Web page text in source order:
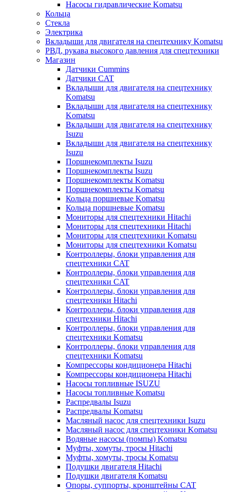
Насосы гидравлические Komatsu
Кольца
Стекла
Электрика
Вкладыши для двигателя на спецтехнику Komatsu
РВД, рукава высокого давления для спецтехники
Магазин
Датчики Cummins
Датчики CAT
Вкладыши для двигателя на спецтехнику
Komatsu
Вкладыши для двигателя на спецтехнику
Komatsu
Вкладыши для двигателя на спецтехнику
Isuzu
Вкладыши для двигателя на спецтехнику
Isuzu
Поршнекомплекты Isuzu
Поршнекомплекты Isuzu
Поршнекомплекты Komatsu
Поршнекомплекты Komatsu
Кольца поршневые Komatsu
Кольца поршневые Komatsu
Мониторы для спецтехники Hitachi
Мониторы для спецтехники Hitachi
Мониторы для спецтехники Komatsu
Мониторы для спецтехники Komatsu
Контроллеры, блоки управления для
спецтехники CAT
Контроллеры, блоки управления для
спецтехники CAT
Контроллеры, блоки управления для
спецтехники Hitachi
Контроллеры, блоки управления для
спецтехники Hitachi
Контроллеры, блоки управления для
спецтехники Komatsu
Контроллеры, блоки управления для
спецтехники Komatsu
Компрессоры кондиционера Hitachi
Компрессоры кондиционера Hitachi
Насосы топливные ISUZU
Насосы топливные Komatsu
Распредвалы Isuzu
Распредвалы Komatsu
Масляный насос для спецтехники Isuzu
Масляный насос для спецтехники Komatsu
Водяные насосы (помпы) Komatsu
Муфты, хомуты, тросы Hitachi
Муфты, хомуты, тросы Komatsu
Подушки двигателя Hitachi
Подушки двигателя Komatsu
Опоры, суппорты, кронштейны CAT